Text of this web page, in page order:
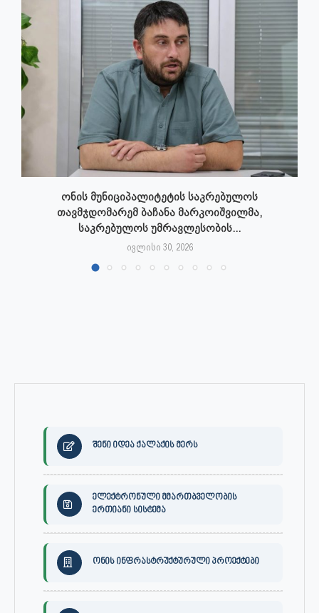
ონის მუნიციპალიტეტის საკრებულოს
თავმჯდომარემ ბაჩანა მარკოიშვილმა,
საკრებულოს უმრავლესობის...
ივლისი 30, 2026
შენი იდეა ქალაქის მერს
ელექტრონული მმართბველობის
ერთიანი სისტემა
ონის ინფრასტრუქტურული პროექტები